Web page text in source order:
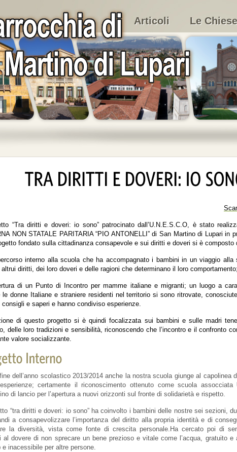
Articoli Le Chiese
“Tra diritti e doveri: io sono” patrocinato dall’U.N.E.S.C.O, è stato
NON STATALE PARITARIA “PIO ANTONELLI” di San Martino di Lupari in
fondato sulla cittadinanza consapevole e sui diritti e doveri si è composto
interno alla scuola che ha accompagnato i bambini in un viaggio alla
altrui diritti, dei loro doveri e delle ragioni che determinano il loro comportamento;
di un Punto di Incontro per mamme italiane e migranti; un luogo a
le donne Italiane e straniere residenti nel territorio si sono ritrovate,
consigli e saperi e hanno condiviso esperienze.
di questo progetto si è quindi focalizzata sui bambini e sulle madri
delle loro tradizioni e sensibilità, riconoscendo che l’incontro e il confronto
valore socializzante.
dell’anno scolastico 2013/2014 anche la nostra scuola giunge al capolinea
certamente il riconoscimento ottenuto come scuola
di lancio per l’apertura a nuovi orizzonti sul fronte di solidarietà e rispetto.
“tra diritti e doveri: io sono” ha coinvolto i bambini delle nostre sei sezioni,
a consapevolizzare l’importanza del diritto alla propria identità e di
la diversità, vista come fonte di crescita personale.Ha cercato poi di
al dovere di non sprecare un bene prezioso e vitale come l’acqua, gratuito e
e inacessibile per altre persone.